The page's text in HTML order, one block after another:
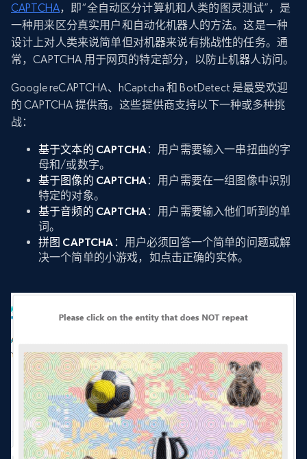
CAPTCHA，即“全自动区分计算机和人类的图灵测试”，是
一种用来区分真实用户和自动化机器人的方法。这是一种
设计上对人类来说简单但对机器来说有挑战性的任务。通
常，CAPTCHA 用于网页的特定部分，以防止机器人访问。
Google reCAPTCHA、hCaptcha 和 BotDetect 是最受欢迎
的 CAPTCHA 提供商。这些提供商支持以下一种或多种挑
战：
基于文本的 CAPTCHA ：用户需要输入一串扭曲的字
母和/或数字。
基于图像的 CAPTCHA ：用户需要在一组图像中识别
特定的对象。
基于音频的 CAPTCHA ：用户需要输入他们听到的单
词。
拼图 CAPTCHA ：用户必须回答一个简单的问题或解
决一个简单的小游戏，如点击正确的实体。